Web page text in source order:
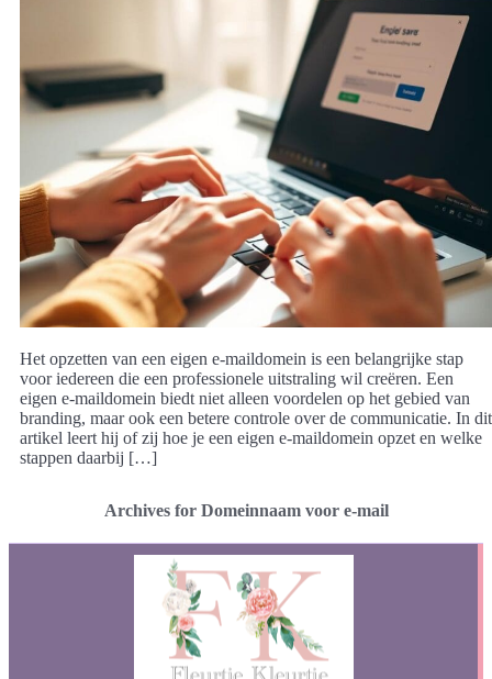
Het opzetten van een eigen e-maildomein is een belangrijke stap
voor iedereen die een professionele uitstraling wil creëren. Een
eigen e-maildomein biedt niet alleen voordelen op het gebied van
branding, maar ook een betere controle over de communicatie. In dit
artikel leert hij of zij hoe je een eigen e-maildomein opzet en welke
stappen daarbij […]
Archives for Domeinnaam voor e-mail